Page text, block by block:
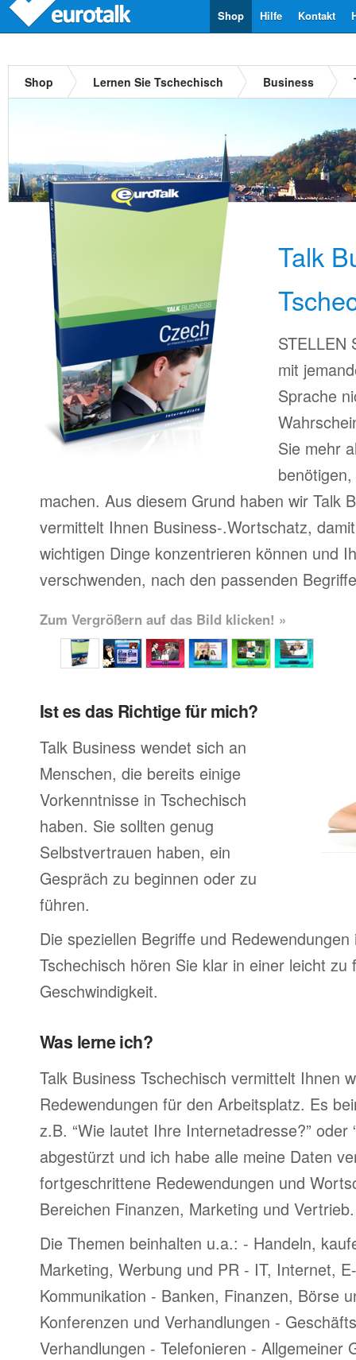
Kontakt
Hilfe
Shop
Shop Lernen Sie Tschechisch Business
Talk
STELLEN
mit
Sprache
Sie mehr
machen. Aus diesem Grund haben wir Talk
vermittelt Ihnen Business-.Wortschatz,
wichtigen Dinge konzentrieren können und
verschwenden, nach den passenden
Zum Vergrößern auf das Bild klicken! »
Ist es das Richtige für mich?
Talk Business wendet sich an
Menschen, die bereits einige
Vorkenntnisse in Tschechisch
haben. Sie sollten genug
Selbstvertrauen haben, ein
Gespräch zu beginnen oder zu
führen.
Die speziellen Begriffe und Redewendungen
Tschechisch hören Sie klar in einer leicht zu
Geschwindigkeit.
Was lerne ich?
Talk Business Tschechisch vermittelt Ihnen
Redewendungen für den Arbeitsplatz. Es
z.B. “Wie lautet Ihre Internetadresse?” oder
abgestürzt und ich habe alle meine Daten
fortgeschrittene Redewendungen und
Bereichen Finanzen, Marketing und Vertrieb.
Die Themen beinhalten u.a.: - Handeln,
Marketing, Werbung und PR - IT, Internet,
Kommunikation - Banken, Finanzen, Börse
Konferenzen und Verhandlungen -
Verhandlungen - Telefonieren - Allgemeiner